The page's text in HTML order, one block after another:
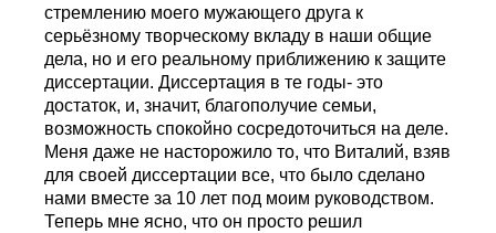
стремлению моего мужающего друга к
серьёзному творческому вкладу в наши общие
дела, но и его реальному приближению к защите
диссертации. Диссертация в те годы- это
достаток, и, значит, благополучие семьи,
возможность спокойно сосредоточиться на деле.
Меня даже не насторожило то, что Виталий, взяв
для своей диссертации все, что было сделано
нами вместе за 10 лет под моим руководством.
Теперь мне ясно, что он просто решил